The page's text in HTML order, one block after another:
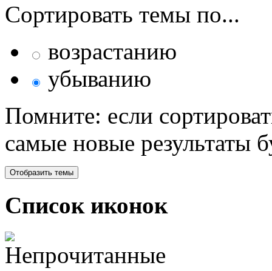
Сортировать темы по...
возрастанию
убыванию
Помните: если
самые новые результаты
Список иконок